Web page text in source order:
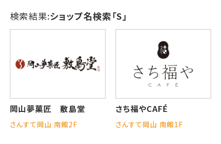
検索結果:ショップ名検索「S」
岡山夢菓匠 敷島堂
さんすて岡山 南館2F
さち福やCAFÉ
さんすて岡山 南館1F